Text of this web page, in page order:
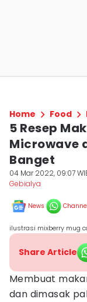
Home Food
5 Resep
Microwave
Banget
04 Mar 2022, 09:07
Gebialya
News
ilustrasi mixberry mug
Share Article
Membuat
dan dimasak